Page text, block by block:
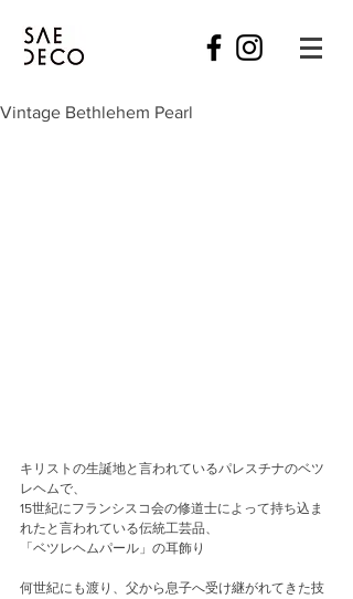
Vintage Bethlehem Pearl
キリストの生誕地と言われているパレスチナのベツ
レヘムで、
15世紀にフランシスコ会の修道士によって持ち込ま
れたと言われている伝統工芸品、
「ベツレヘムパール」の耳飾り
何世紀にも渡り、父から息子へ受け継がれてきた技